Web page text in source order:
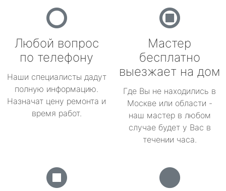
Любой вопрос
по телефону
Наши специалисты дадут
полную информацию.
Назначат цену ремонта и
время работ.
Мастер
бесплатно
выезжает на дом
Где Вы не находились в
Москве или области -
наш мастер в любом
случае будет у Вас в
течении часа.